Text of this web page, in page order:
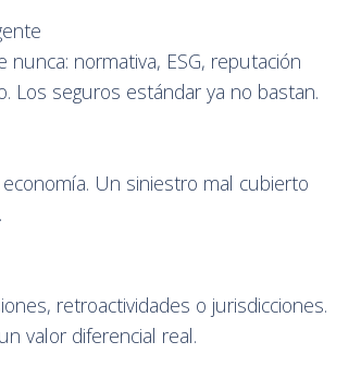
normativa, ESG, reputación
Los seguros estándar ya no bastan.
Un siniestro mal cubierto
retroactividades o jurisdicciones.
valor diferencial real.